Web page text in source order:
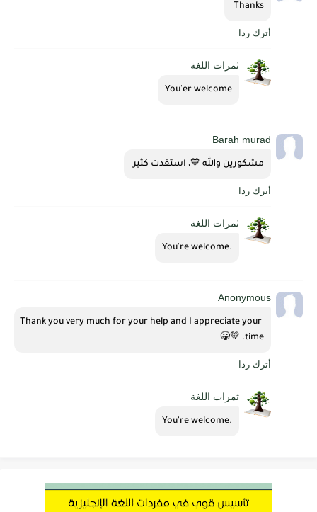
Thanks
أترك ردا
ثمرات اللغة
You'er welcome
Barah murad
مشكورين والله 💙، استفدت كثير
أترك ردا
ثمرات اللغة
.You're welcome
Anonymous
Thank you very much for your help and I appreciate your
time. 💚😀
أترك ردا
ثمرات اللغة
.You're welcome